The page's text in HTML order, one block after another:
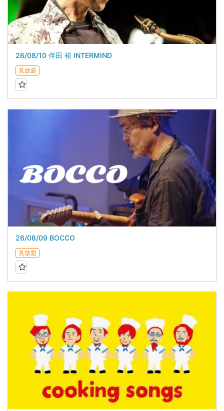
26/08/10 伴田 裕 INTERMIND
見放題
26/08/09 BOCCO
見放題